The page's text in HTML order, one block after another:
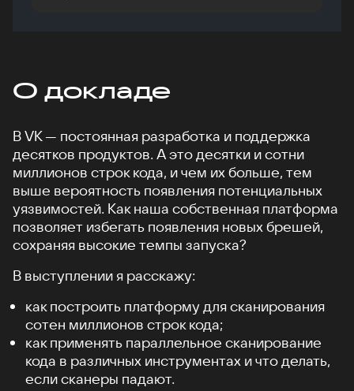
О докладе
В VK — постоянная разработка и поддержка
десятков продуктов. А это десятки и сотни
миллионов строк кода, и чем их больше, тем
выше вероятность появления потенциальных
уязвимостей. Как наша собственная платформа
позволяет избегать появления новых брешей,
сохраняя высокие темпы запуска?
В выступлении я расскажу:
как построить платформу для сканирования
сотен миллионов строк кода;
как применять параллельное сканирование
кода в различных инструментах и что делать,
если сканеры падают.